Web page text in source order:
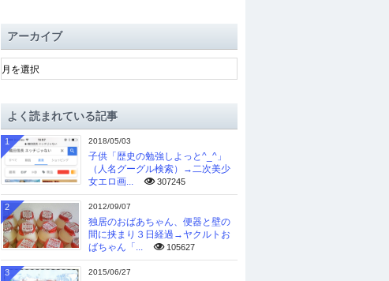
アーカイブ
ア
ー
ブよく読まれている記事
2018/05/03
子供「歴史の勉強しよっと^_^」
（人名グーグル検索）→二次美少
女エロ画...
307245
1
2012/09/07
独居のおばあちゃん、便器と壁の
間に挟まり３日経過→ヤクルトお
ばちゃん「...
105627
2
2015/06/27
3